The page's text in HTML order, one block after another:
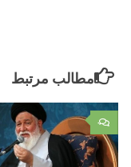
مطالب مرتبط
۰